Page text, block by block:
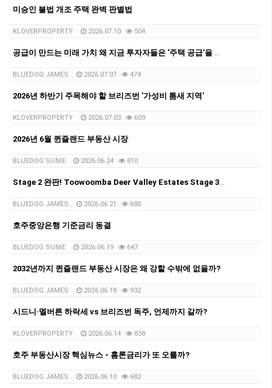
미승인 불법 개조 주택 완벽 판별법
KLOVERPROPERTY 2026.07.10 504
공급이 만드는 미래 가치 왜 지금 투자자들은 '주택 공급'을 주목해야 하는가
BLUEDOG JAMES 2026.07.07 474
2026년 하반기 주목해야 할 브리즈번 '가성비 틈새 지역'
KLOVERPROPERTY 2026.07.03 609
2026년 6월 퀸즐랜드 부동산 시장
BLUEDOG SUNIE 2026.06.24 810
Stage 2 완판! Toowoomba Deer Valley Estates Stage 3 출시
BLUEDOG JAMES 2026.06.21 680
호주중앙은행 기준금리 동결
BLUEDOG SUNIE 2026.06.19 647
2032년까지 퀸즐랜드 부동산 시장은 왜 강할 수밖에 없을까?
BLUEDOG JAMES 2026.06.18 932
시드니·멜버른 하락세 vs 브리즈번 독주, 언제까지 갈까?
KLOVERPROPERTY 2026.06.14 838
호주 부동산시장 핵심뉴스 - 홈론금리가 또 오를까?
BLUEDOG JAMES 2026.06.10 682